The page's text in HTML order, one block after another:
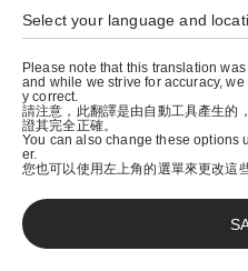
特定商取引法に基づく表示
会社概要
©
Select your language and
Please note that this translation
and while we strive for accuracy,
y correct.
請注意，此翻譯是由自動工具產生的
證其完全正確。
You can also change these options
er.
您也可以使用左上角的選單來更改這